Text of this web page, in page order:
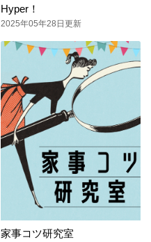
Hyper！
2025年05年28日更新
家事コツ研究室